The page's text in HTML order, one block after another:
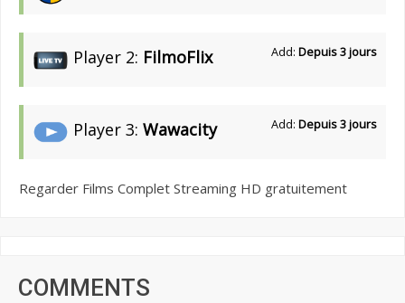
Player 2: FilmoFlix Add: Depuis 3 jours
Player 3: Wawacity Add: Depuis 3 jours
Regarder Films Complet Streaming HD gratuitement
COMMENTS